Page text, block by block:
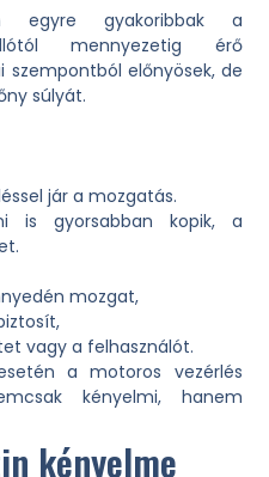
egyre gyakoribbak a
mennyezetig érő
szempontból előnyösek, de
súlyát.
jár a mozgatás.
is gyorsabban kopik, a
mozgat,
vagy a felhasználót.
a motoros vezérlés
kényelmi, hanem
kényelme